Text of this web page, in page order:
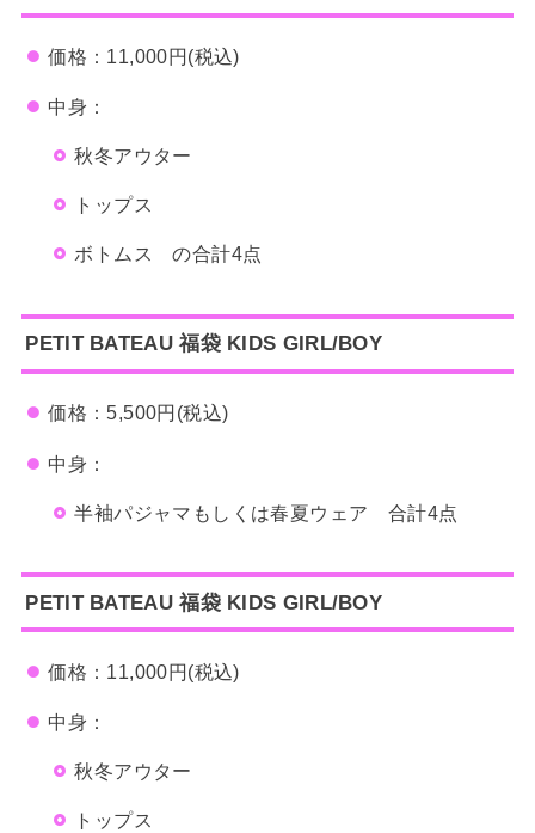
価格：11,000円(税込)
中身：
秋冬アウター
トップス
ボトムス の合計4点
PETIT BATEAU福袋KIDS GIRL/BOY
価格：5,500円(税込)
中身：
半袖パジャマもしくは春夏ウェア 合計4点
PETIT BATEAU福袋KIDS GIRL/BOY
価格：11,000円(税込)
中身：
秋冬アウター
トップス